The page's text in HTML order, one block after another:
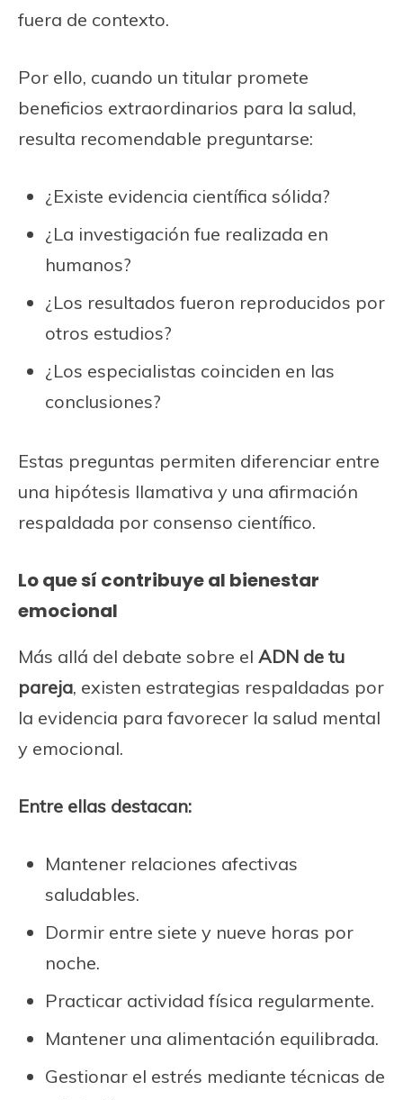
fuera de contexto.
Por ello, cuando un titular promete
beneficios extraordinarios para la salud,
resulta recomendable preguntarse:
¿Existe evidencia científica sólida?
¿La investigación fue realizada en
humanos?
¿Los resultados fueron reproducidos por
otros estudios?
¿Los especialistas coinciden en las
conclusiones?
Estas preguntas permiten diferenciar entre
una hipótesis llamativa y una afirmación
respaldada por consenso científico.
Lo que sí contribuye al bienestar
emocional
Más allá del debate sobre el ADN de tu
pareja, existen estrategias respaldadas por
la evidencia para favorecer la salud mental
y emocional.
Entre ellas destacan:
Mantener relaciones afectivas
saludables.
Dormir entre siete y nueve horas por
noche.
Practicar actividad física regularmente.
Mantener una alimentación equilibrada.
Gestionar el estrés mediante técnicas de